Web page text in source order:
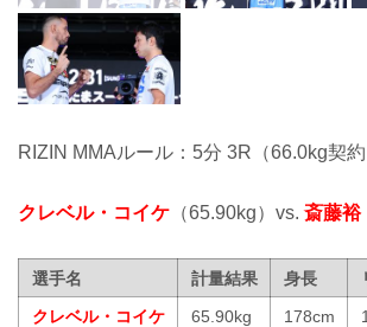
RIZIN MMAルール：5分 3R（66.0kg契約
クレベル・コイケ （65.90kg）vs.斎藤裕
選手名 計量結果 身長
クレベル・コイケ
65.90kg 178cm